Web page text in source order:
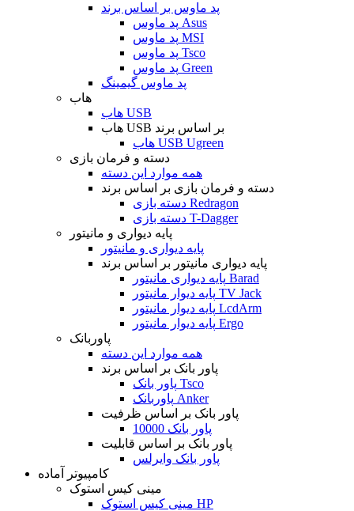
پد ماوس بر اساس برند
پد ماوس Asus
پد ماوس MSI
پد ماوس Tsco
پد ماوس Green
پد ماوس گیمینگ
هاب
هاب USB
هاب USB بر اساس برند
هاب USB Ugreen
دسته و فرمان بازی
همه موارد این دسته
دسته و فرمان بازی بر اساس برند
دسته بازی Redragon
دسته بازی T-Dagger
پایه دیواری و مانیتور
پایه دیواری و مانیتور
پایه دیواری مانیتور بر اساس برند
پایه دیواری مانیتور Barad
پایه دیوار مانیتور TV Jack
پایه دیوار مانیتور LcdArm
پایه دیوار مانیتور Ergo
پاوربانک
همه موارد این دسته
پاور بانک بر اساس برند
پاور بانک Tsco
پاوربانک Anker
پاور بانک بر اساس ظرفیت
پاور بانک 10000
پاور بانک بر اساس قابلیت
پاور بانک وایرلس
کامپیوتر آماده
مینی کیس استوک
مینی کیس استوک HP